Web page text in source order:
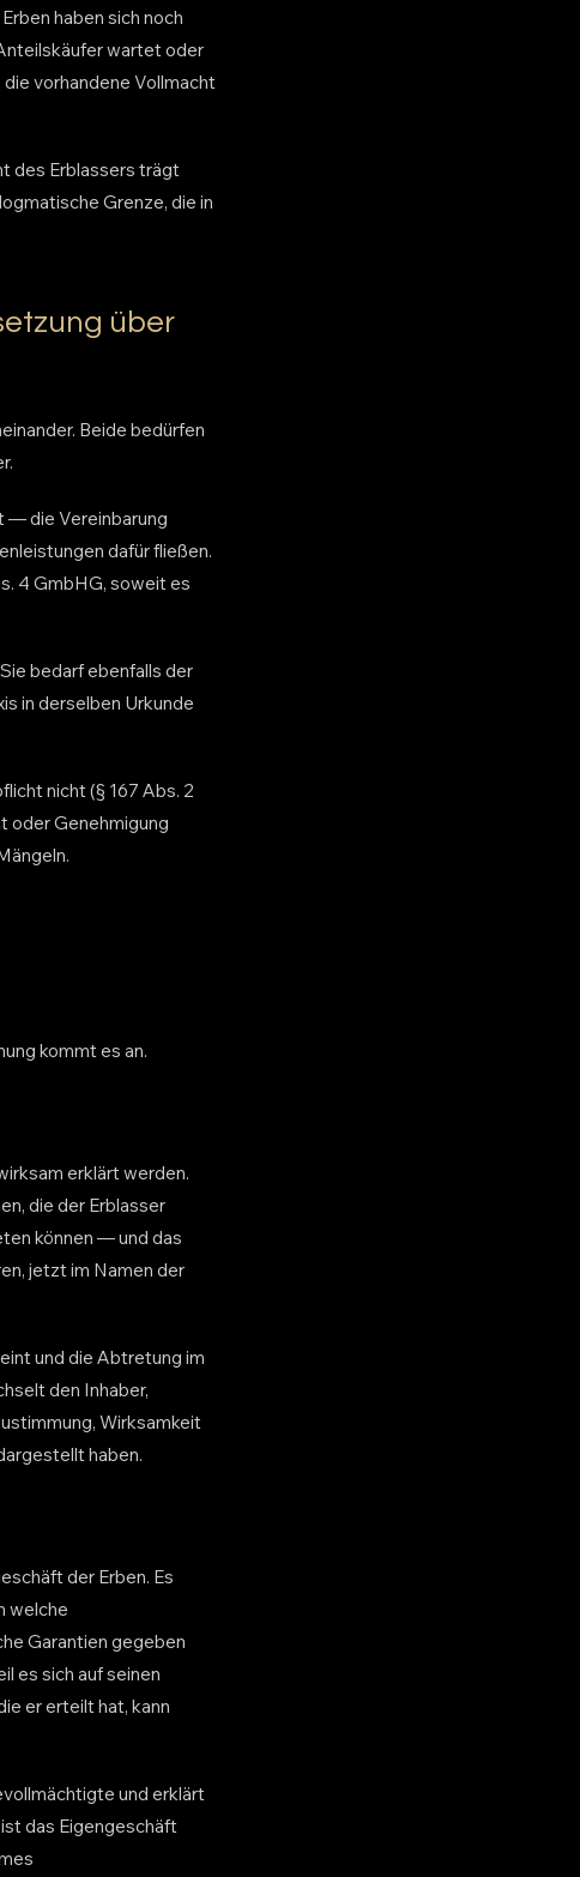
haben sich noch
wartet oder
vorhandene Vollmacht
des Erblassers trägt
Grenze, die in
über
Beide bedürfen
— die Vereinbarung
dafür fließen.
4 GmbHG, soweit es
bedarf ebenfalls der
in derselben Urkunde
nicht (§ 167 Abs. 2
oder Genehmigung
kommt es an.
erklärt werden.
die der Erblasser
können — und das
jetzt im Namen der
und die Abtretung im
den Inhaber,
Wirksamkeit
haben.
der Erben. Es
welche
Garantien gegeben
es sich auf seinen
er erteilt hat, kann
und erklärt
das Eigengeschäft